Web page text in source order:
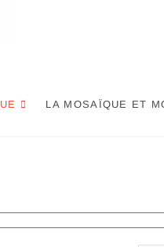
LA MOSAÏQUE ET